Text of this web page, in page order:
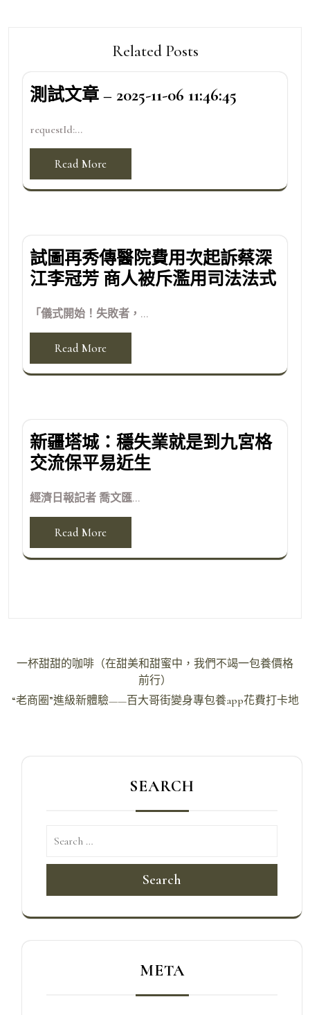
Related Posts
測試文章 – 2025-11-06 11:46:45
requestId:...
Read More
試圖再秀傳醫院費用次起訴蔡深
江李冠芳 商人被斥濫用司法法式
「儀式開始！失敗者，...
Read More
新疆塔城：穩失業就是到九宮格
交流保平易近生
經濟日報記者 喬文匯...
Read More
文
導
一杯甜甜的咖啡（在甜美和甜蜜中，我們不竭一包養價格
前行）
“老商圈”進級新體驗——百大哥街變身專包養app花費打卡地
SEARCH
Search
META